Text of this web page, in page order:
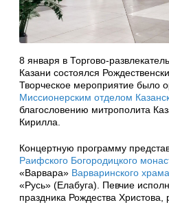
8 января в Торгово-
Казани состоялся
Творческое мероприятие было
Миссионерским отделом
благословению митрополита
Кирилла.
Концертную программу
Раифского Богородицкого
«Варвара» Варваринского
«Русь» (Елабуга). Певчие
праздника Рождества Христова,